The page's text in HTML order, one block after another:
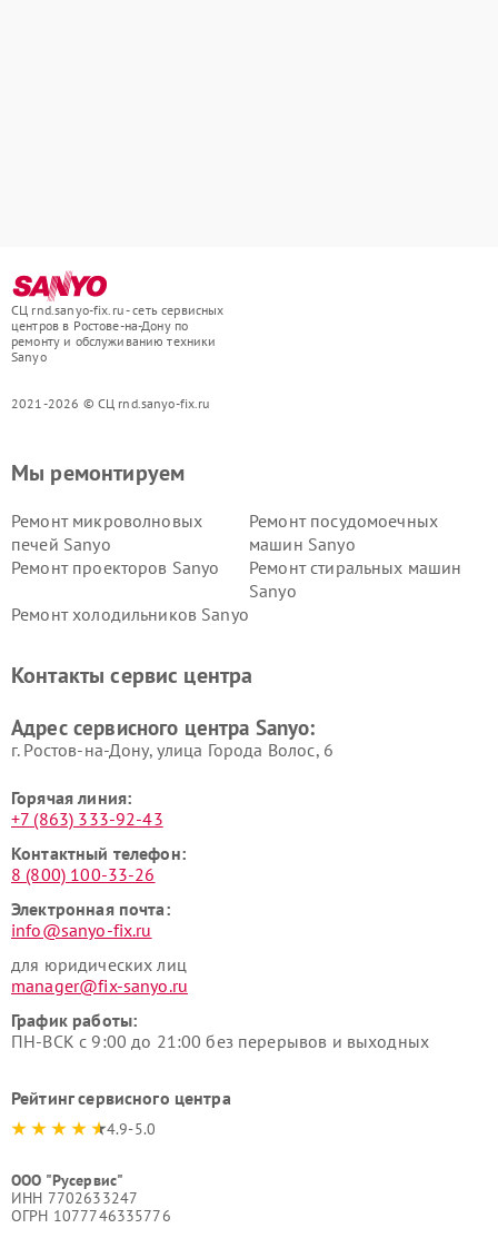
СЦ rnd.sanyo-fix.ru - сеть сервисных
центров в Ростове-на-Дону по
ремонту и обслуживанию техники
Sanyo
2021-2026 © СЦ rnd.sanyo-fix.ru
Мы ремонтируем
Ремонт микроволновых
печей Sanyo
Ремонт посудомоечных
машин Sanyo
Ремонт проекторов Sanyo
Ремонт стиральных машин
Sanyo
Ремонт холодильников Sanyo
Контакты сервис центра
Адрес сервисного центра Sanyo:
г. Ростов-на-Дону, улица Города Волос, 6
Горячая линия:
+7 (863) 333-92-43
Контактный телефон:
8 (800) 100-33-26
Электронная почта:
info@sanyo-fix.ru
для юридических лиц
manager@fix-sanyo.ru
График работы:
ПН-ВСК с 9:00 до 21:00 без перерывов и выходных
Рейтинг сервисного центра
4.9-5.0
ООО "Русервис"
ИНН 7702633247
ОГРН 1077746335776